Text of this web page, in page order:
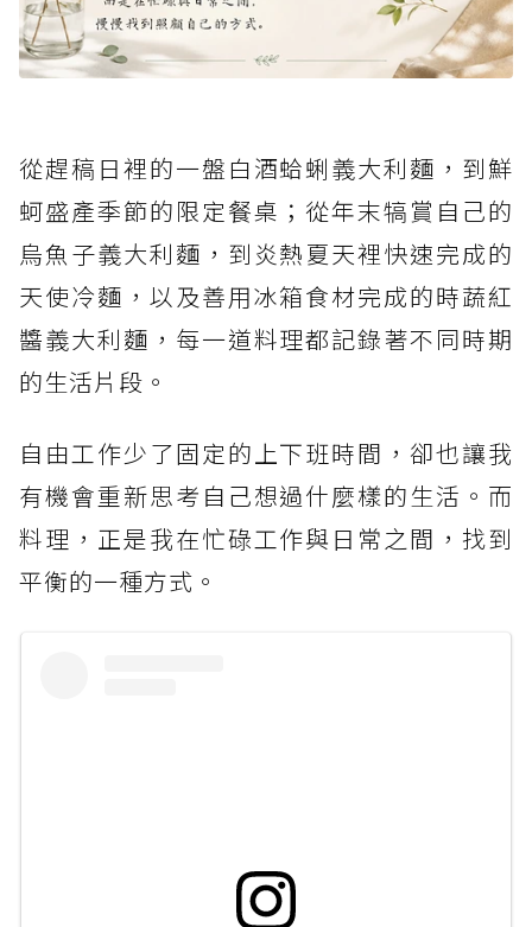
從趕稿日裡的一盤白酒蛤蜊義大利麵，到鮮
蚵盛產季節的限定餐桌；從年末犒賞自己的
烏魚子義大利麵，到炎熱夏天裡快速完成的
天使冷麵，以及善用冰箱食材完成的時蔬紅
醬義大利麵，每一道料理都記錄著不同時期
的生活片段。
自由工作少了固定的上下班時間，卻也讓我
有機會重新思考自己想過什麼樣的生活。而
料理，正是我在忙碌工作與日常之間，找到
平衡的一種方式。